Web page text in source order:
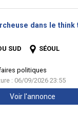
dans le think
SUD
SÉOUL
politiques
: 06/09/2026 23:55
Voir l'annonce